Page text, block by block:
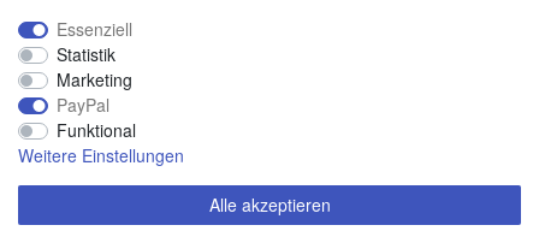
Essenziell
Statistik
Marketing
PayPal
Funktional
Weitere Einstellungen
Alle akzeptieren